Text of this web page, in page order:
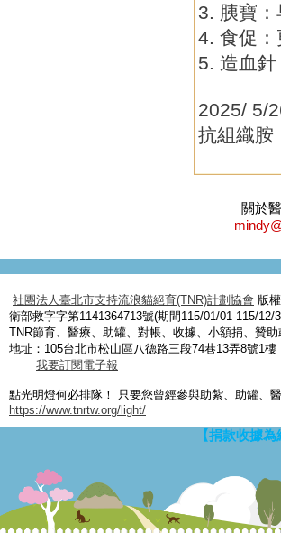
3. 胰寶
4. 食促
5. 造血
2025/ 5/
抗組織胺
關於
社團法人臺北市支持流浪貓絕育(TNR)計劃協會 版
衛部救字字第1141364713號(期間115/01/01-115/12/
TNR節育、醫療、助罐、對帳、收據、小額捐、贊
地址：105台北市松山區八德路三段74巷13弄8號1樓
我要訂閱電子報
點光明燈何必排隊！ 只要您曾經參與助紮、助罐、
https://www.tnrtw.org/light/
【捐款收據